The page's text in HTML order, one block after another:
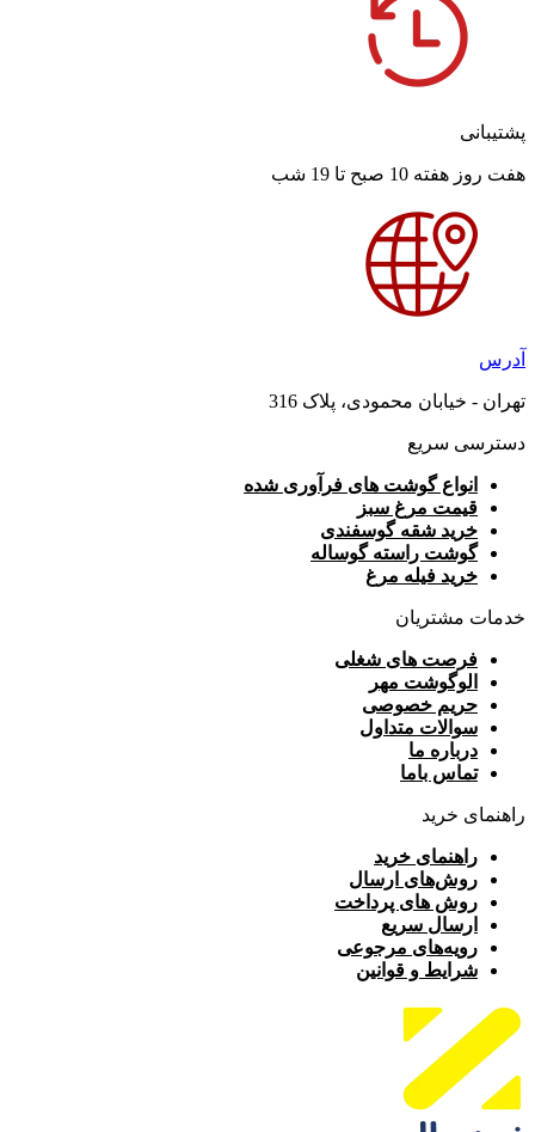
پشتیبانی
هفت روز هفته 10 صبح تا 19 شب
آدرس
تهران - خیابان محمودی، پلاک 316
دسترسی سریع
انواع گوشت های فرآوری شده
قیمت مرغ سبز
خرید شقه گوسفندی
گوشت راسته گوساله
خرید فیله مرغ
خدمات مشتریان
فرصت های شغلی
الوگوشت مهر
حریم خصوصی
سوالات متداول
درباره ما
تماس باما
راهنمای خرید
راهنمای خرید
روش‌های ارسال
روش های پرداخت
ارسال سریع
رویه‌های مرجوعی
شرایط و قوانین